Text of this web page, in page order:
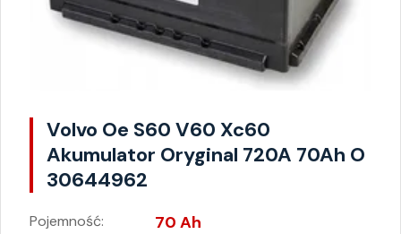
Volvo Oe S60 V60 Xc60
Akumulator Oryginal 720A 70Ah O
30644962
Pojemność: 70 Ah